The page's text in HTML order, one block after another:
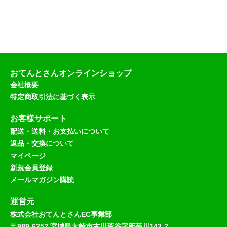
おてんとさんオンラインショップ
会社概要
特定商取引法に基づく表示
お客様サポート
配送・送料・お支払いについて
返品・交換について
マイページ
新規会員登録
メールマガジン購読
運営元
株式会社おてんとさんEC事業部